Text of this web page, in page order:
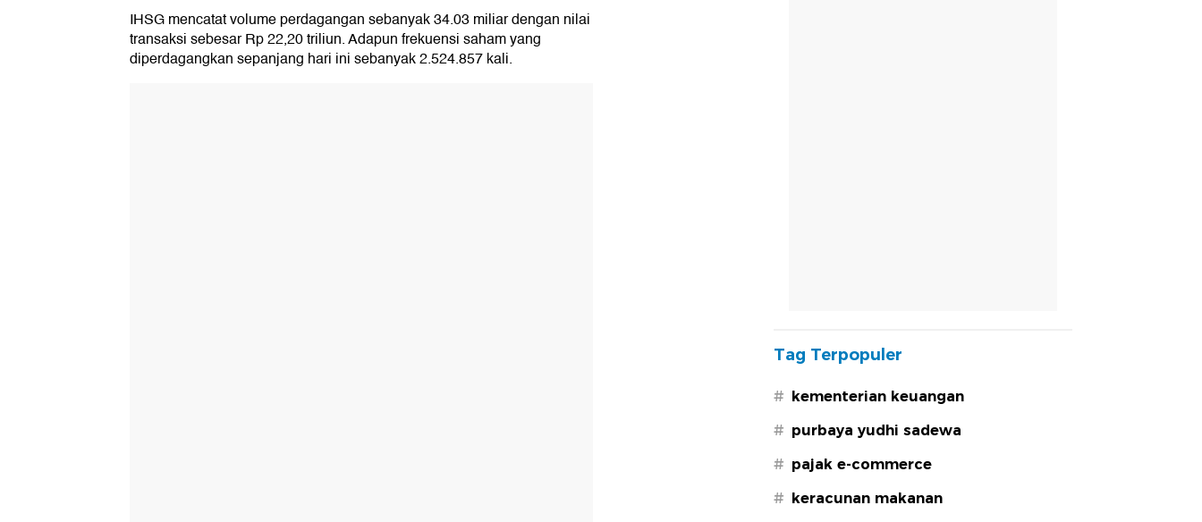
IHSG mencatat volume perdagangan sebanyak 34.03 miliar dengan nilai
transaksi sebesar Rp 22,20 triliun. Adapun frekuensi saham yang
diperdagangkan sepanjang hari ini sebanyak 2.524.857 kali.
Tag Terpopuler
# kementerian keuangan
# purbaya yudhi sadewa
# pajak e-commerce
# keracunan makanan